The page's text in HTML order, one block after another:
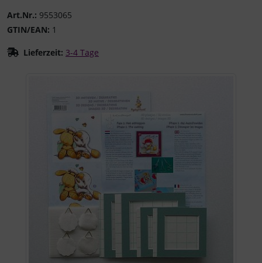
Art.Nr.: 9553065
GTIN/EAN: 1
Lieferzeit: 3-4 Tage